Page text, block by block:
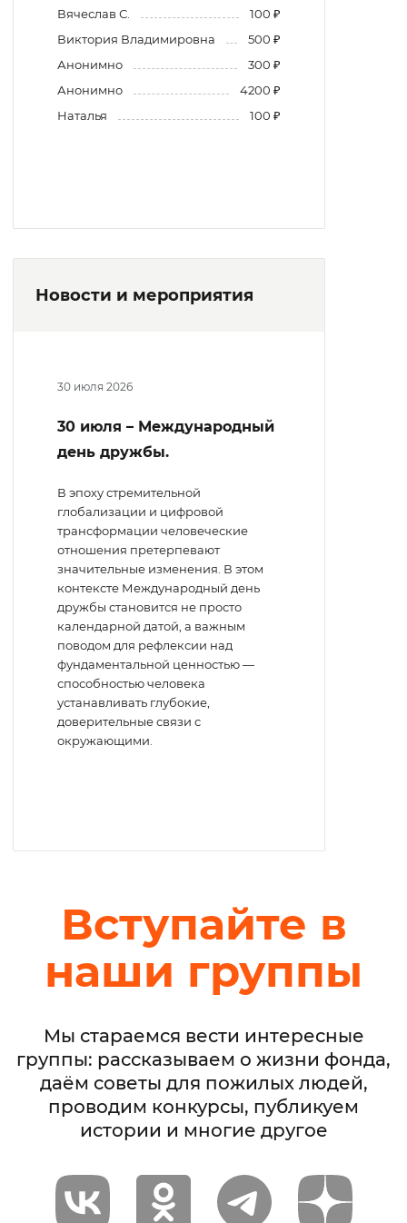
Вячеслав С.
100 ₽
Виктория Владимировна
500 ₽
Анонимно
300 ₽
Анонимно
4200 ₽
Наталья
100 ₽
Новости и мероприятия
30 июля 2026
30 июля – Международный
день дружбы.
В эпоху стремительной
глобализации и цифровой
трансформации человеческие
отношения претерпевают
значительные изменения. В этом
контексте Международный день
дружбы становится не просто
календарной датой, а важным
поводом для рефлексии над
фундаментальной ценностью —
способностью человека
устанавливать глубокие,
доверительные связи с
окружающими.
Вступайте в
наши группы
Мы стараемся вести интересные
группы: рассказываем о жизни фонда,
даём советы для пожилых людей,
проводим конкурсы, публикуем
истории и многие другое